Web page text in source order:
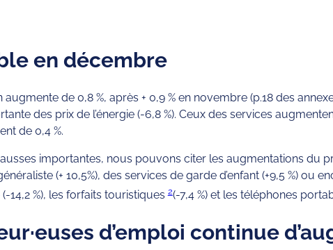
en décembre
de 0,8 %, après + 0,9 % en novembre (p.18 des
des prix de l’énergie (-6,8 %). Ceux des services
de 0,4 %.
importantes, nous pouvons citer les augmentations du
(+ 10,5%), des services de garde d’enfant (+9,5 %) ou
(-14,2 %), les forfaits touristiques2(-7,4 %) et les téléphones
d’emploi continue